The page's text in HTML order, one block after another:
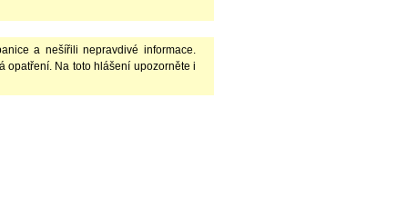
a nešířili nepravdivé informace.
opatření. Na toto hlášení upozorněte i